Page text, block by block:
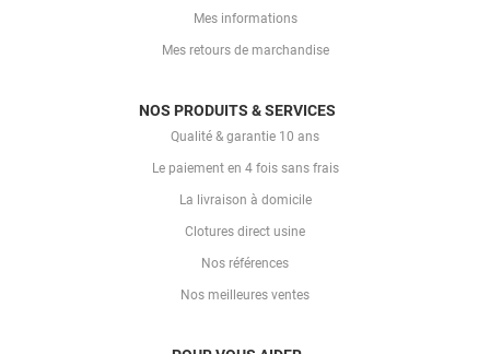
Mes informations
Mes retours de marchandise
NOS PRODUITS & SERVICES
Qualité & garantie 10 ans
Le paiement en 4 fois sans frais
La livraison à domicile
Clotures direct usine
Nos références
Nos meilleures ventes